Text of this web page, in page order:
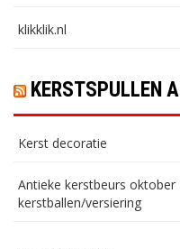
klikklik.nl
KERSTSPULLEN
Kerst decoratie
Antieke kerstbeurs oktober
kerstballen/versiering